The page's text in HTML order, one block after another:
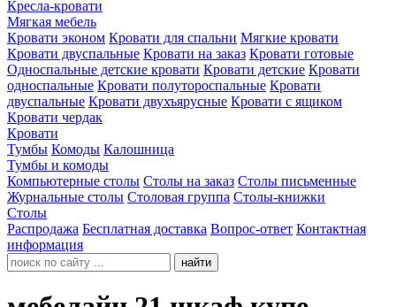
Кресла-кровати
Мягкая мебель
Кровати эконом Кровати для спальни Мягкие кровати
Кровати двуспальные Кровати на заказ Кровати готовые
Односпальные детские кровати Кровати детские Кровати
односпальные Кровати полутороспальные Кровати
двуспальные Кровати двухъярусные Кровати с ящиком
Кровати чердак
Кровати
Тумбы Комоды Калошница
Тумбы и комоды
Компьютерные столы Столы на заказ Столы письменные
Журнальные столы Столовая группа Столы-книжки
Столы
Распродажа Бесплатная доставка Вопрос-ответ Контактная
информация
найти